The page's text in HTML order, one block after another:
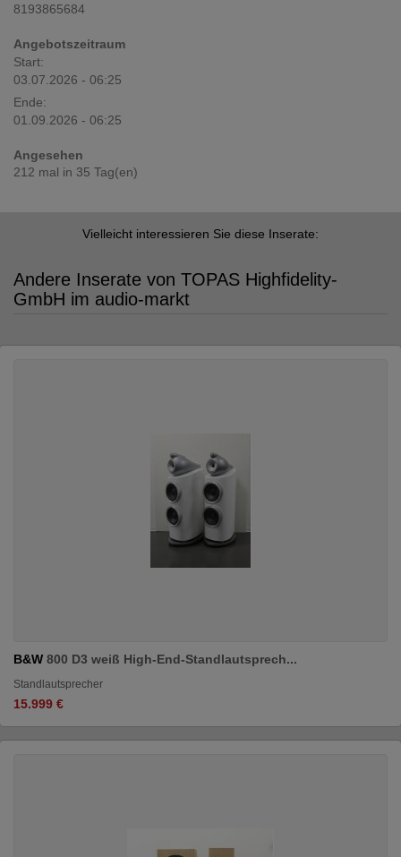
8193865684
Angebotszeitraum
Start:
03.07.2026 - 06:25
Ende:
01.09.2026 - 06:25
Angesehen
212 mal in 35 Tag(en)
Vielleicht interessieren Sie diese Inserate:
Andere Inserate von TOPAS Highfidelity-
GmbH im audio-markt
B&W 800 D3 weiß High-End-Standlautsprech...
Standlautsprecher
15.999 €